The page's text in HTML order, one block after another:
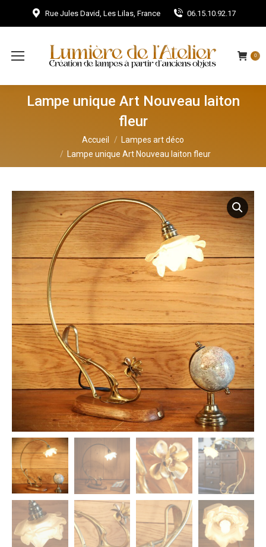
Rue Jules David, Les Lilas, France 06.15.10.92.17
0
Lampe unique Art Nouveau laiton
fleur
Accueil
Lampes art déco
Lampe unique Art Nouveau laiton fleur